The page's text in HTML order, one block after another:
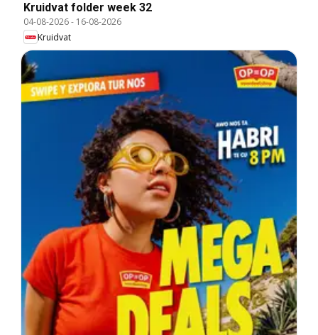
Kruidvat folder week 32
04-08-2026- 16-08-2026
Kruidvat